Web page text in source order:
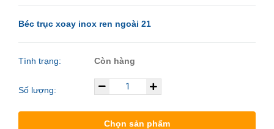
Béc trục xoay inox ren ngoài 21
Tình trạng: Còn hàng
Số lượng:
Chọn sản phẩm